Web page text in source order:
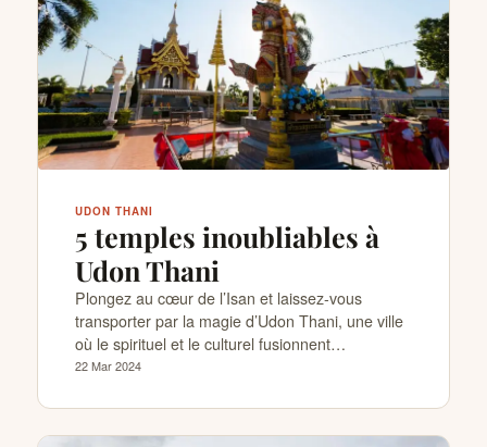
CONTACTS
UDON THANI
5 temples inoubliables à
Udon Thani
Plongez au cœur de l’Isan et laissez-vous
transporter par la magie d’Udon Thani, une ville
où le spirituel et le culturel fusionnent…
22 Mar 2024